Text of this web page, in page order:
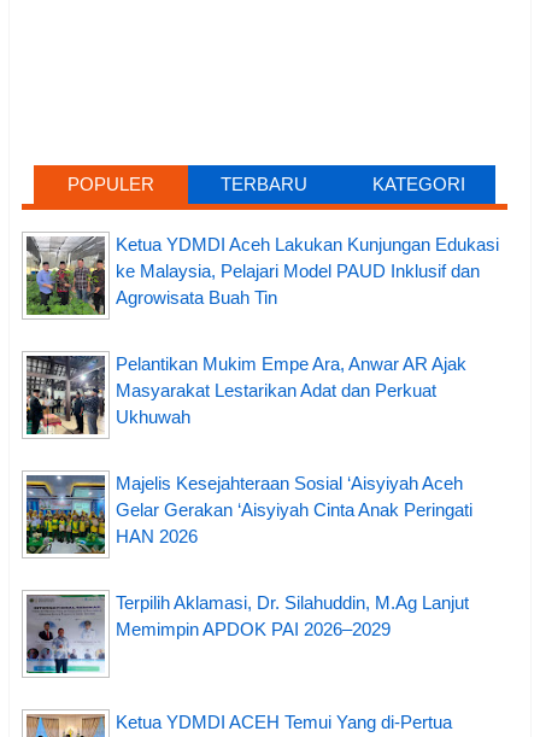
POPULER TERBARU KATEGORI
Ketua YDMDI Aceh Lakukan Kunjungan Edukasi
ke Malaysia, Pelajari Model PAUD Inklusif dan
Agrowisata Buah Tin
Pelantikan Mukim Empe Ara, Anwar AR Ajak
Masyarakat Lestarikan Adat dan Perkuat
Ukhuwah
Majelis Kesejahteraan Sosial ‘Aisyiyah Aceh
Gelar Gerakan ‘Aisyiyah Cinta Anak Peringati
HAN 2026
Terpilih Aklamasi, Dr. Silahuddin, M.Ag Lanjut
Memimpin APDOK PAI 2026–2029
Ketua YDMDI ACEH Temui Yang di-Pertua